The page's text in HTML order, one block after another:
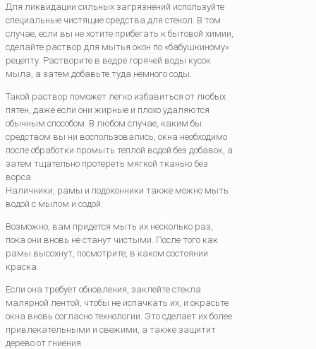
Для ликвидации сильных загрязнений используйте
специальные чистящие средства для стекол. В том
случае, если вы не хотите прибегать к бытовой химии,
сделайте раствор для мытья окон по «бабушкиному»
рецепту. Растворите в ведре горячей воды кусок
мыла, а затем добавьте туда немного соды.
Такой раствор поможет легко избавиться от любых
пятен, даже если они жирные и плохо удаляются
обычным способом. В любом случае, каким бы
средством вы ни воспользовались, окна необходимо
после обработки промыть теплой водой без добавок, а
затем тщательно протереть мягкой тканью без
ворса.
Наличники, рамы и подоконники также можно мыть
водой с мылом и содой.
Возможно, вам придется мыть их несколько раз,
пока они вновь не станут чистыми. После того как
рамы высохнут, посмотрите, в каком состоянии
краска.
Если она требует обновления, заклейте стекла
малярной лентой, чтобы не испачкать их, и окрасьте
окна вновь согласно технологии. Это сделает их более
привлекательными и свежими, а также защитит
дерево от гниения.